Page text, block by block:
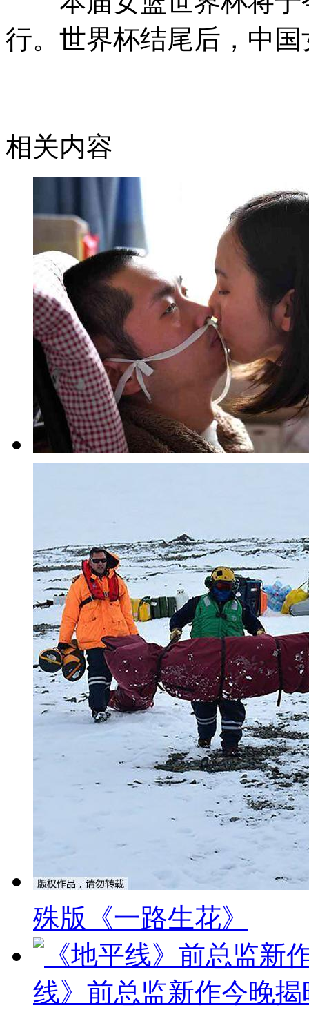
行。世界杯结尾后，中
相关内容
殊版《一路生花》
线》前总监新作今晚